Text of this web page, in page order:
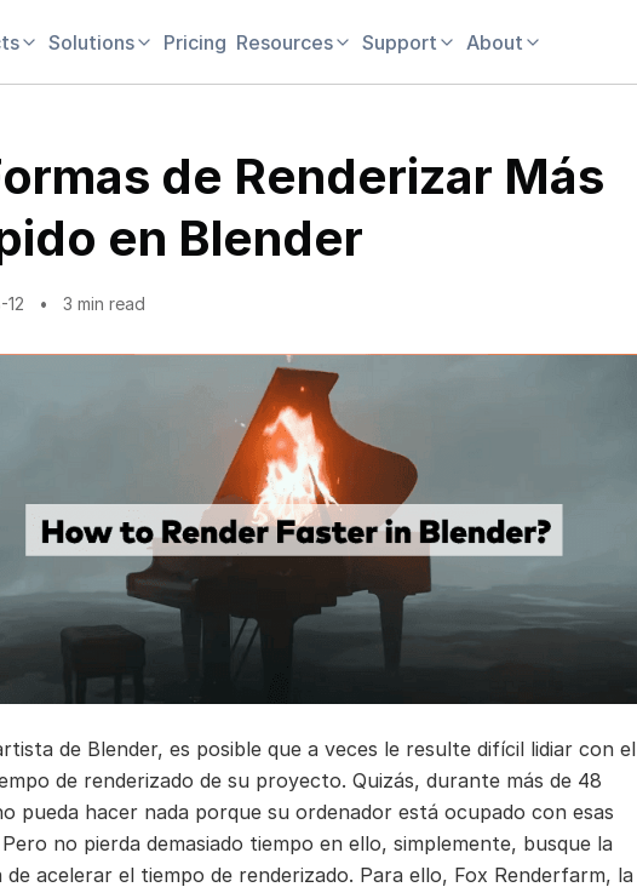
Solutions Pricing Resources Support About
de Renderizar Más
en Blender
12 3 min read
de Blender, es posible que a veces le resulte difícil lidiar con el
de renderizado de su proyecto. Quizás, durante más de 48
pueda hacer nada porque su ordenador está ocupado con esas
no pierda demasiado tiempo en ello, simplemente, busque la
de acelerar el tiempo de renderizado. Para ello, Fox Renderfarm, la